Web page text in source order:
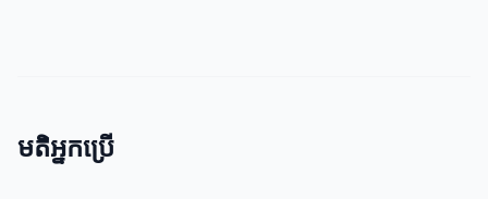
មតិអ្នកប្រើ